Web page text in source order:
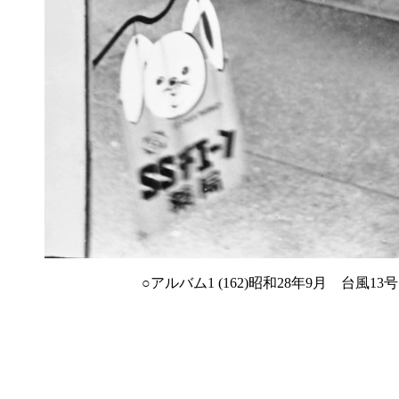
○アルバム1 (162)昭和28年9月 台風13号